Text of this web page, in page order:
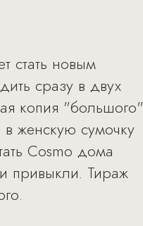
стать новым
сразу в двух
копия "большого"
в женскую сумочку
Cosmo дома
привыкли. Тираж